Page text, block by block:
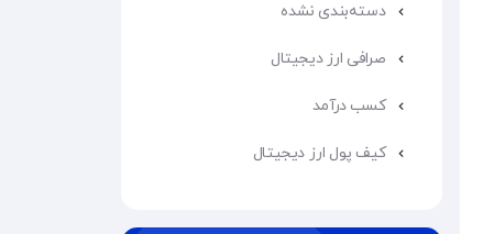
دسته‌بندی نشده
صرافی ارز دیجیتال
کسب درآمد
کیف پول ارز دیجیتال